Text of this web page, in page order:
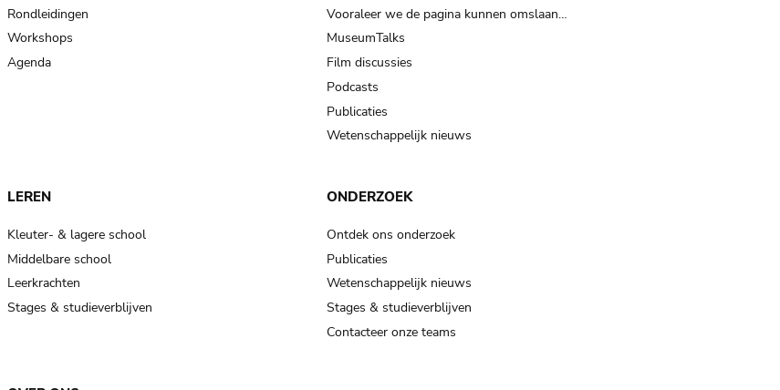
Rondleidingen
Workshops
Agenda
Vooraleer we de pagina kunnen omslaan…
MuseumTalks
Film discussies
Podcasts
Publicaties
Wetenschappelijk nieuws
LEREN
Kleuter- & lagere school
Middelbare school
Leerkrachten
Stages & studieverblijven
ONDERZOEK
Ontdek ons onderzoek
Publicaties
Wetenschappelijk nieuws
Stages & studieverblijven
Contacteer onze teams